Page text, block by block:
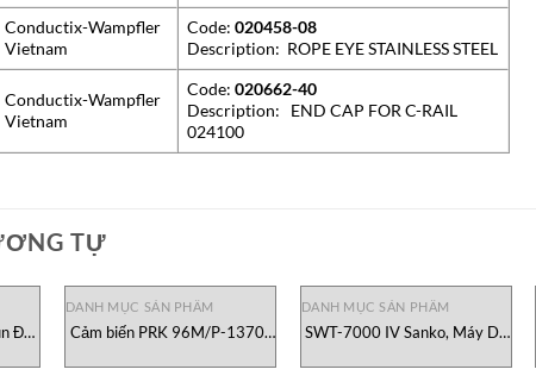
Conductix-Wampfler
Vietnam
Code:020458-08
Description: ROPE EYE STAINLESS STEEL
Conductix-Wampfler
Vietnam
Code:020662-40
Description: END CAP FOR C-RAIL
024100
TỰ
Đo
DANH MỤC SẢN PHẨM
Cảm biến PRK 96M/P-1370-
DANH MỤC SẢN PHẨM
SWT-7000 IV Sanko, Máy Dò
Việt Nam